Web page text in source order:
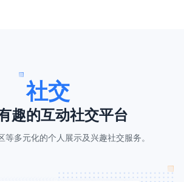
社交
趣的互动社交平台
等多元化的个人展示及兴趣社交服务。